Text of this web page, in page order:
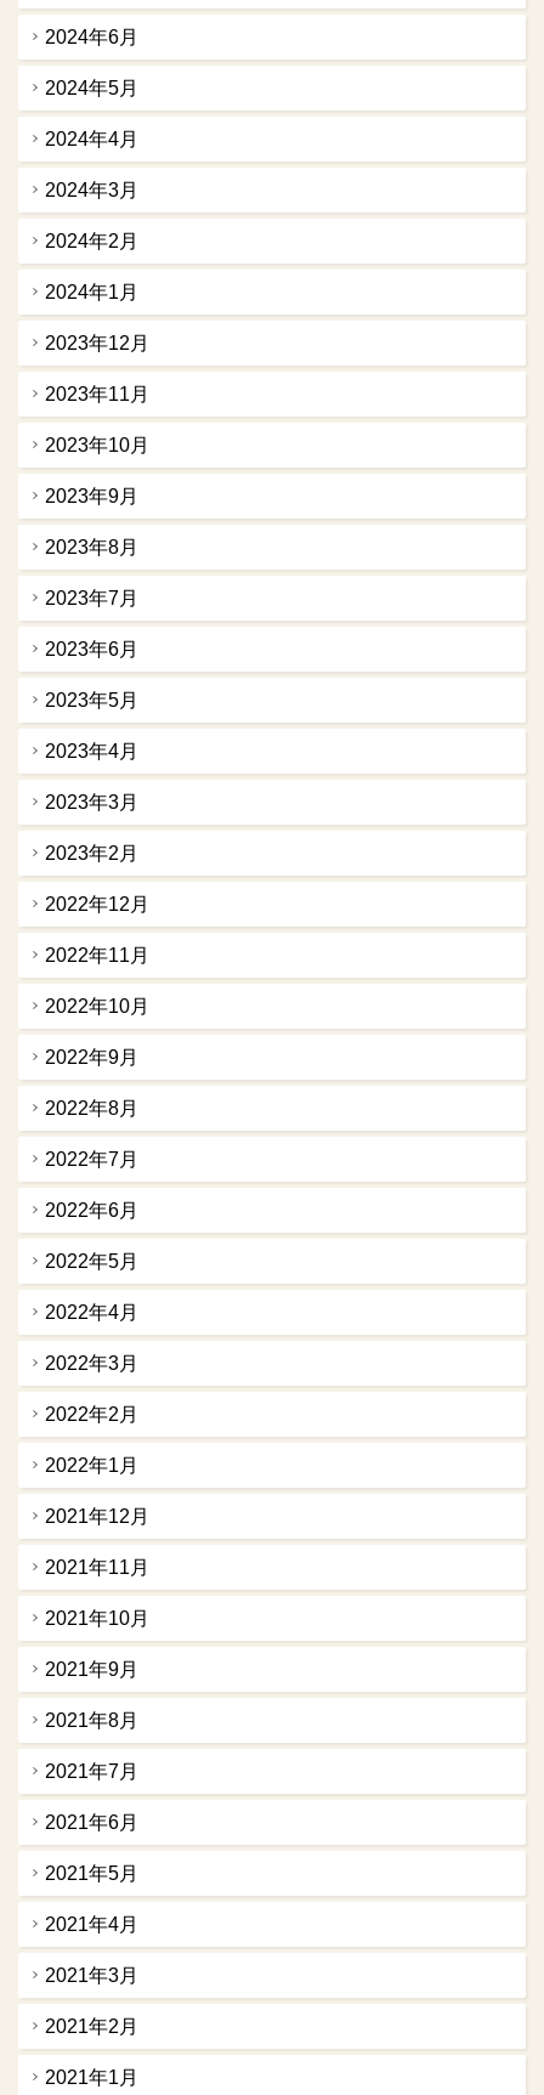
2024年6月
2024年5月
2024年4月
2024年3月
2024年2月
2024年1月
2023年12月
2023年11月
2023年10月
2023年9月
2023年8月
2023年7月
2023年6月
2023年5月
2023年4月
2023年3月
2023年2月
2022年12月
2022年11月
2022年10月
2022年9月
2022年8月
2022年7月
2022年6月
2022年5月
2022年4月
2022年3月
2022年2月
2022年1月
2021年12月
2021年11月
2021年10月
2021年9月
2021年8月
2021年7月
2021年6月
2021年5月
2021年4月
2021年3月
2021年2月
2021年1月